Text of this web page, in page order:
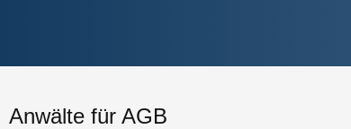
Anwälte für AGB